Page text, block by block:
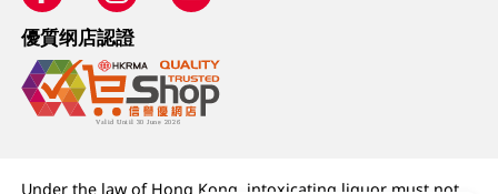
優質纲店認證
Under the law of Hong Kong, intoxicating liquor must not